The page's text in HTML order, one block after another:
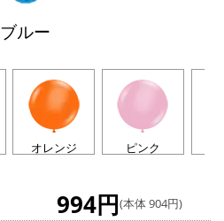
ブルー
オレンジ ピンク
994円(本体 904円)